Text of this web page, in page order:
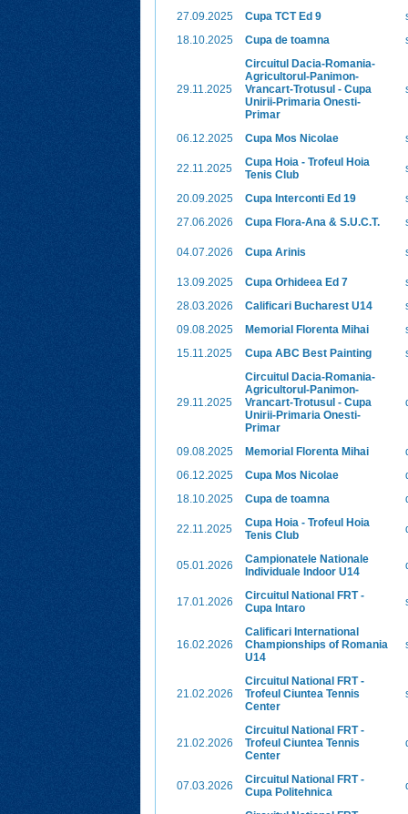
27.09.2025
Cupa TCT Ed 9
18.10.2025
Cupa de toamna
29.11.2025
Circuitul Dacia-Romania-
Agricultorul-Panimon-
Vrancart-Trotusul - Cupa
Unirii-Primaria Onesti-
Primar
06.12.2025 Cupa Mos Nicolae
22.11.2025
Cupa Hoia - Trofeul Hoia
Tenis Club
20.09.2025 Cupa Interconti Ed 19
27.06.2026
Cupa Flora-Ana & S.U.C.T.
04.07.2026 Cupa Arinis
13.09.2025 Cupa Orhideea Ed 7
28.03.2026
Calificari Bucharest U14
09.08.2025
Memorial Florenta Mihai
15.11.2025
Cupa ABC Best Painting
29.11.2025
Circuitul Dacia-Romania-
Agricultorul-Panimon-
Vrancart-Trotusul - Cupa
Unirii-Primaria Onesti-
Primar
09.08.2025 Memorial Florenta Mihai
06.12.2025
Cupa Mos Nicolae
18.10.2025
Cupa de toamna
22.11.2025
Cupa Hoia - Trofeul Hoia
Tenis Club
05.01.2026
Campionatele Nationale
Individuale Indoor U14
17.01.2026
Circuitul National FRT -
Cupa Intaro
16.02.2026
Calificari International
Championships of Romania
U14
21.02.2026
Circuitul National FRT -
Trofeul Ciuntea Tennis
Center
21.02.2026
Circuitul National FRT -
Trofeul Ciuntea Tennis
Center
07.03.2026
Circuitul National FRT -
Cupa Politehnica